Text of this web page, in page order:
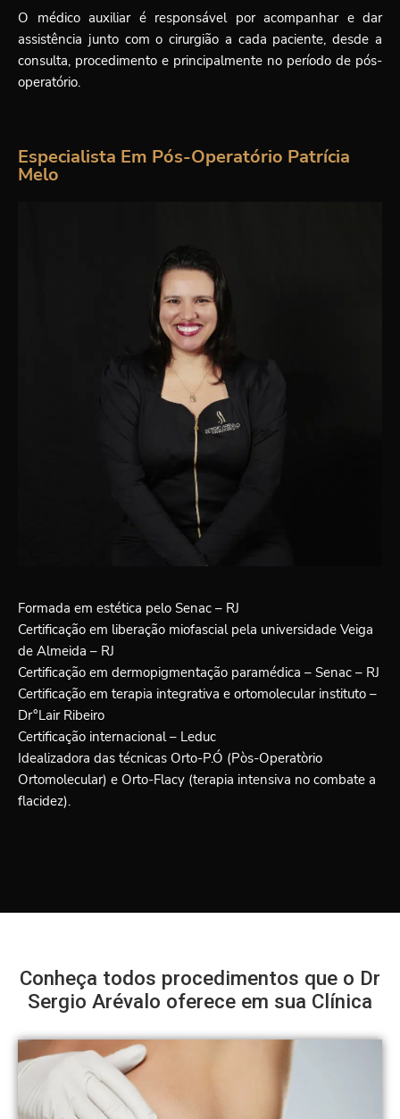
O médico auxiliar é responsável por acompanhar e dar
assistência junto com o cirurgião a cada paciente, desde a
consulta, procedimento e principalmente no período de pós-
operatório.
Especialista Em Pós-Operatório Patrícia
Melo
Formada em estética pelo Senac – RJ
Certificação em liberação miofascial pela universidade Veiga
de Almeida – RJ
Certificação em dermopigmentação paramédica – Senac – RJ
Certificação em terapia integrativa e ortomolecular instituto –
Dr°Lair Ribeiro
Certificação internacional – Leduc
Idealizadora das técnicas Orto-P.Ó (Pòs-Operatòrio
Ortomolecular) e Orto-Flacy (terapia intensiva no combate a
flacidez).
Conheça todos procedimentos que o Dr
Sergio Arévalo oferece em sua Clínica